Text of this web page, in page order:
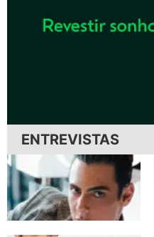
ENTREVISTAS